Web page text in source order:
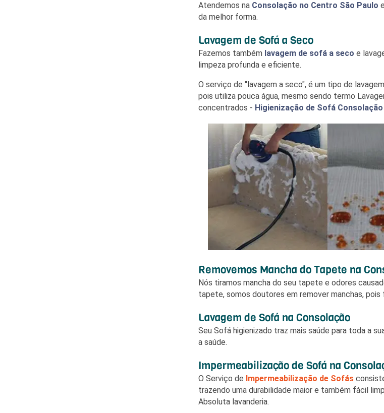
Atendemos na Consolação no Centro São Paulo
da melhor forma.
Lavagem de Sofá a Seco
Fazemos também lavagem de sofá a seco e
limpeza profunda e eficiente.
O serviço de "lavagem a seco", é um tipo de
pois utiliza pouca água, mesmo sendo termo
concentrados - Higienização de Sofá Consolação
Removemos Mancha do Tapete na
Nós tiramos mancha do seu tapete e odores
tapete, somos doutores em remover manchas,
Lavagem de Sofá na Consolação
Seu Sofá higienizado traz mais saúde para toda a
a saúde.
Impermeabilização de Sofá na
O Serviço de Impermeabilização de Sofás
trazendo uma durabilidade maior e também fácil
Absoluta lavanderia.